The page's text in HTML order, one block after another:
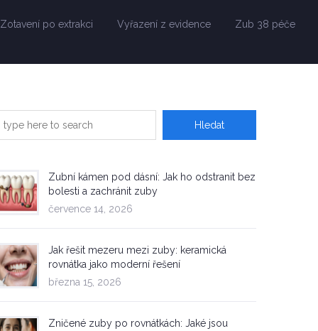
Zotavení po extrakci Vyřazení z evidence Zub 38 péče
Zubní kámen pod dásní: Jak ho odstranit bez
bolesti a zachránit zuby
července 14, 2026
Jak řešit mezeru mezi zuby: keramická
rovnátka jako moderní řešení
března 15, 2026
Zničené zuby po rovnátkách: Jaké jsou